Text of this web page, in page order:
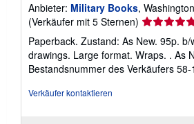
Anbieter: Military Books,
(Verkäufer mit 5 Sternen)
5
von
5
Sternen
Paperback. Zustand: As New. 95p.
drawings. Large format. Wraps. . As
Bestandsnummer des Verkäufers
Verkäufer kontaktieren